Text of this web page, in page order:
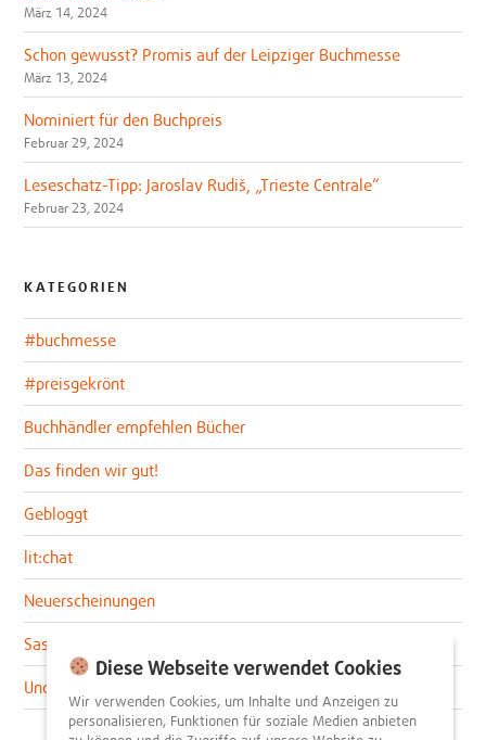
März 14, 2024
Schon gewusst? Promis auf der Leipziger Buchmesse
März 13, 2024
Nominiert für den Buchpreis
Februar 29, 2024
Leseschatz-Tipp: Jaroslav Rudiš, „Trieste Centrale“
Februar 23, 2024
KATEGORIEN
#buchmesse
#preisgekrönt
Buchhändler empfehlen Bücher
Das finden wir gut!
Gebloggt
lit:chat
Neuerscheinungen
Sascha im lit:blog
Uncategorized
Diese Webseite verwendet Cookies
Wir verwenden Cookies, um Inhalte und Anzeigen zu
personalisieren, Funktionen für soziale Medien anbieten